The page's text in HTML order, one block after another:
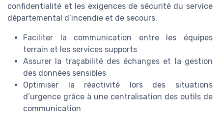
confidentialité et les exigences de sécurité du service
départemental d’incendie et de secours.
Faciliter la communication entre les équipes
terrain et les services supports
Assurer la traçabilité des échanges et la gestion
des données sensibles
Optimiser la réactivité lors des situations
d’urgence grâce à une centralisation des outils de
communication